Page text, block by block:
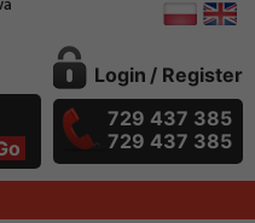
Login / Register
729 437 385
729 437 385